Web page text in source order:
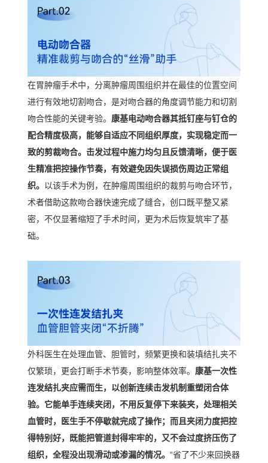
在胃肿瘤手术中，分离肿瘤周围组织并在最佳的位置空间
进行有效地切割吻合，是对吻合器的角度调节能力和切割
吻合性能的关键考验。 康基电动吻合器其抵钉座与钉仓的
配合精度极高，能够自适应不同组织厚度，实现稳定而一
致的剪裁吻合。击发过程中施力均匀且反馈清晰，便于医
生精准把控操作节奏，有效避免因失误损伤周边正常组
织。 以该手术为例，在肿瘤周围组织的裁剪与吻合环节，
术者借助这款吻合器快速完成了缝合，创口既平整又紧
密，不仅显著缩短了手术时间，更为术后恢复筑牢了基
础。
外科医生在处理血管、胆管时，频繁更换和装填结扎夹不
仅繁琐，更会打断手术节奏，影响整体效率。 康基一次性
连发结扎夹应需而生，以创新连续击发机制重塑闭合体
验。它能单手连续夹闭，不用反复停下来装夹，处理相关
血管时，医生手不停歇就完成了操作；而且夹闭力度把控
得特别好，既能把管道封得牢牢的，又不会过度挤压伤了
组织，全程没出现滑动或渗漏的情况。 “省了不少来回换器